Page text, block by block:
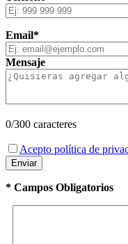
Email*
Mensaje
0/300 caracteres
Acepto política de
* Campos Obligatorios